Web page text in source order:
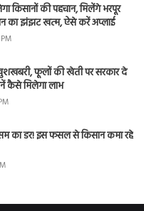
किसानों की पहचान, मिलेंगे भरपूर
का झंझट खत्म, ऐसे करें अप्लाई
फूलों की खेती पर सरकार दे
कैसे मिलेगा लाभ
का डर! इस फसल से किसान कमा रहे